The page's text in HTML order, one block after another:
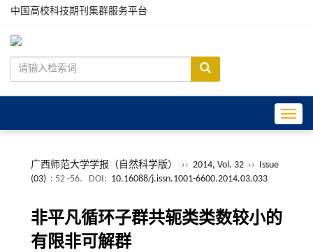
中国高校科技期刊集群服务平台
广西师范大学学报（自然科学版） ›› 2014, Vol. 32 ›› Issue
(03) : 52 -56. DOI: 10.16088/j.issn.1001-6600.2014.03.033
非平凡循环子群共轭类类数较小的
有限非可解群